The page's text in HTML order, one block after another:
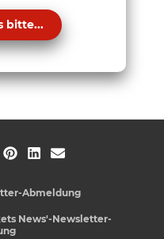
bitte...
Abmeldung
News'-Newsletter-